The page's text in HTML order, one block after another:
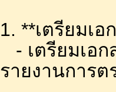
1. **เตรียมเ
- เตรียมเอ
รายงานการ